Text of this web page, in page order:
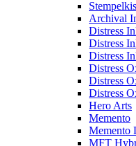
Archival
Distress
Distress
Distress
Distress
Distress
Distress
Hero Arts
Memento
Memento
MFT